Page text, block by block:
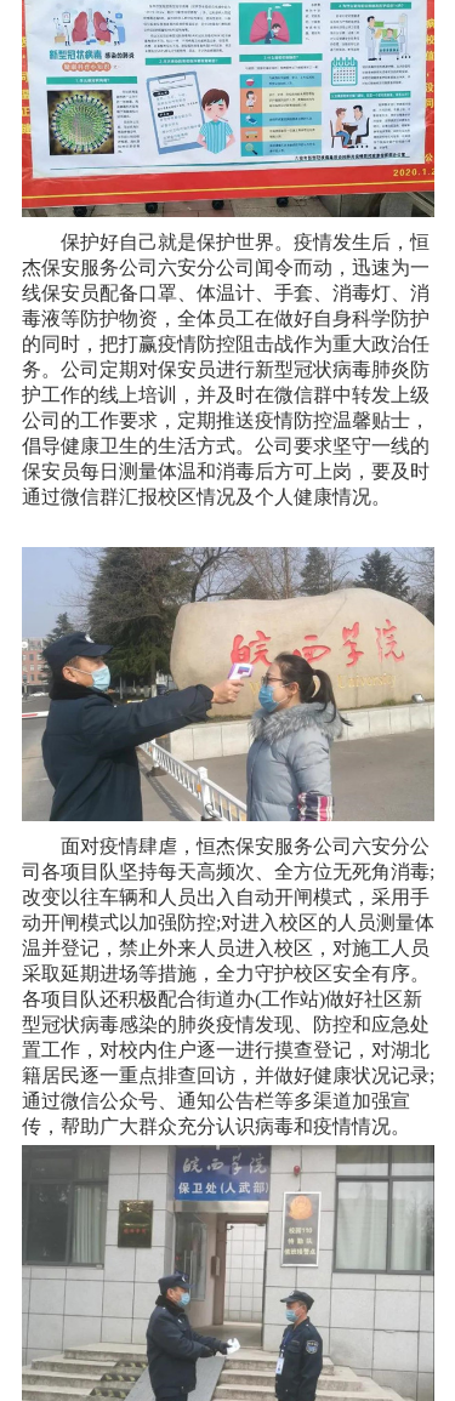
保护好自己就是保护世界。疫情发生后，恒
杰保安服务公司六安分公司闻令而动，迅速为一
线保安员配备口罩、体温计、手套、消毒灯、消
毒液等防护物资，全体员工在做好自身科学防护
的同时，把打赢疫情防控阻击战作为重大政治任
务。公司定期对保安员进行新型冠状病毒肺炎防
护工作的线上培训，并及时在微信群中转发上级
公司的工作要求，定期推送疫情防控温馨贴士，
倡导健康卫生的生活方式。公司要求坚守一线的
保安员每日测量体温和消毒后方可上岗，要及时
通过微信群汇报校区情况及个人健康情况。
面对疫情肆虐，恒杰保安服务公司六安分公
司各项目队坚持每天高频次、全方位无死角消毒;
改变以往车辆和人员出入自动开闸模式，采用手
动开闸模式以加强防控;对进入校区的人员测量体
温并登记，禁止外来人员进入校区，对施工人员
采取延期进场等措施，全力守护校区安全有序。
各项目队还积极配合街道办(工作站)做好社区新
型冠状病毒感染的肺炎疫情发现、防控和应急处
置工作，对校内住户逐一进行摸查登记，对湖北
籍居民逐一重点排查回访，并做好健康状况记录;
通过微信公众号、通知公告栏等多渠道加强宣
传，帮助广大群众充分认识病毒和疫情情况。